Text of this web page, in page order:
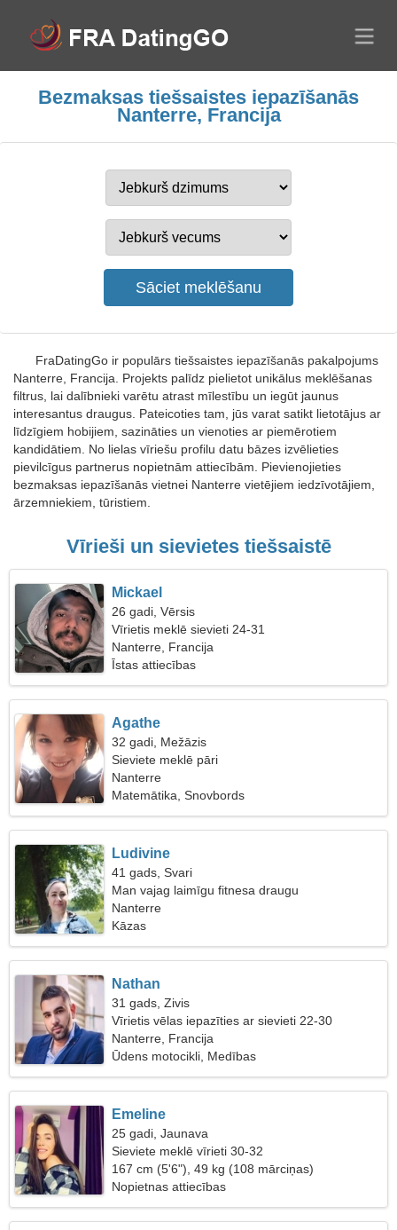
Bezmaksas tiešsaistes iepazīšanās
Nanterre, Francija
FraDatingGo ir populārs tiešsaistes iepazīšanās pakalpojums
Nanterre, Francija. Projekts palīdz pielietot unikālus meklēšanas
filtrus, lai dalībnieki varētu atrast mīlestību un iegūt jaunus
interesantus draugus. Pateicoties tam, jūs varat satikt lietotājus ar
līdzīgiem hobijiem, sazināties un vienoties ar piemērotiem
kandidātiem. No lielas vīriešu profilu datu bāzes izvēlieties
pievilcīgus partnerus nopietnām attiecībām. Pievienojieties
bezmaksas iepazīšanās vietnei Nanterre vietējiem iedzīvotājiem,
ārzemniekiem, tūristiem.
Vīrieši un sievietes tiešsaistē
Mickael
26 gadi, Vērsis
Vīrietis meklē sievieti 24-31
Nanterre, Francija
Īstas attiecības
Agathe
32 gadi, Mežāzis
Sieviete meklē pāri
Nanterre
Matemātika, Snovbords
Ludivine
41 gads, Svari
Man vajag laimīgu fitnesa draugu
Nanterre
Kāzas
Nathan
31 gads, Zivis
Vīrietis vēlas iepazīties ar sievieti 22-30
Nanterre, Francija
Ūdens motocikli, Medības
Emeline
25 gadi, Jaunava
Sieviete meklē vīrieti 30-32
167 cm (5'6"), 49 kg (108 mārciņas)
Nopietnas attiecības